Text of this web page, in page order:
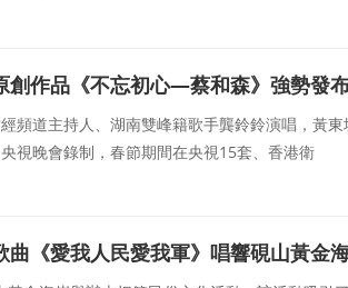
創作品《不忘初心—蔡和森》強勢發
頻道主持人、湖南雙峰籍歌手龔鈴鈴演唱，黃
視晚會錄制，春節期間在央視15套、香港衛
曲《愛我人民愛我軍》唱響硯山黃金